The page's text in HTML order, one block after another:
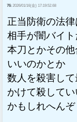
76: 2026/01/16(金) 17:19:52.68
正当防衛の法
相手が闇バイ
本刀とかその
いいのかとか
数人を殺害し
かけて殺して
かもしれへんぞ